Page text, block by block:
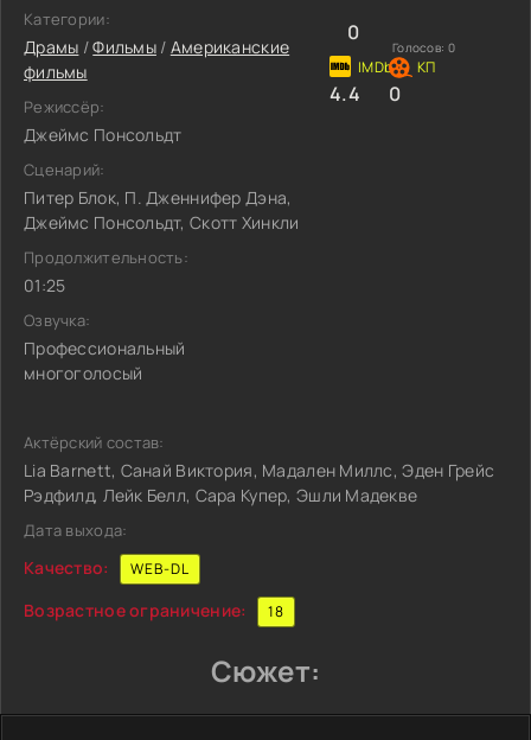
Категории:
Драмы /Фильмы/ Американские
фильмы
Режиссёр:
Джеймс Понсольдт
Сценарий:
Питер Блок, П. Дженнифер Дэна,
Джеймс Понсольдт, Скотт Хинкли
Продолжительность:
01:25
Озвучка:
Профессиональный
многоголосый
0
Голосов: 0
4.4 0
Актёрский состав:
Lia Barnett, Санай Виктория, Мадален Миллс, Эден Грейс
Рэдфилд, Лейк Белл, Сара Купер, Эшли Мадекве
Дата выхода:
Качество: WEB-DL
Возрастное ограничение: 18
Сюжет: